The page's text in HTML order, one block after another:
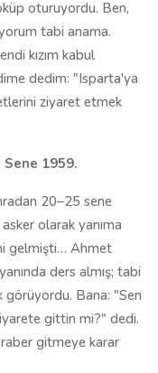
olarak yanıma
gelmişti… Ahmet
ders almış; tabi
Bana: "Sen
gittin mi?" dedi.
gitmeye karar
başında bir inzibat
gelirse inzibat
niye geldin?"
orda yaşlıca bir
Fitnat Hanım
ziyaret
iki gündür yok,
size zarar